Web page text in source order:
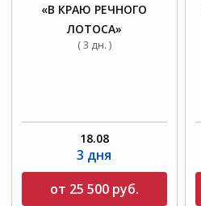
«В КРАЮ РЕЧНОГО
ЛОТОСА»
( 3 дн. )
18.08
3 дня
от 25 500 руб.